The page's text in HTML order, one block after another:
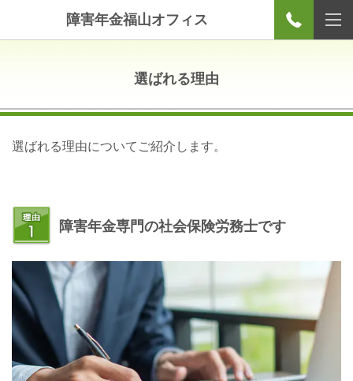
障害年金福山オフィス
選ばれる理由
選ばれる理由についてご紹介します。
障害年金専門の社会保険労務士です